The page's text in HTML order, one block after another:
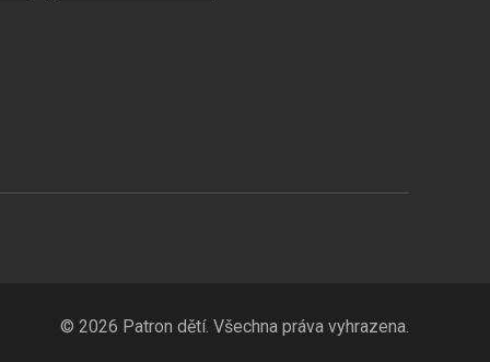
© 2026 Patron dětí. Všechna práva vyhrazena.